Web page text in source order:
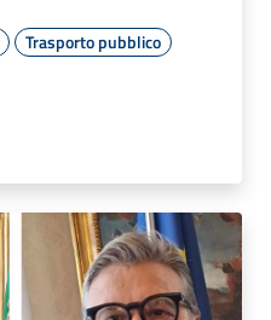
Trasporto pubblico